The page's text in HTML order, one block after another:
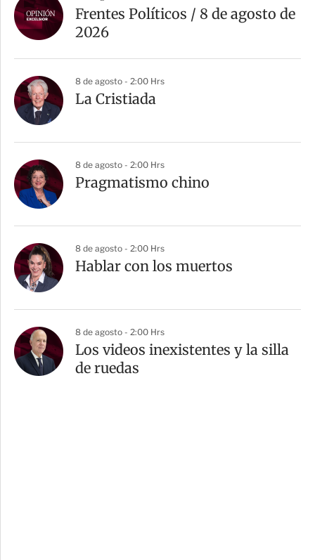
Frentes Políticos / 8 de agosto de
2026
8 de agosto - 2:00 Hrs
La Cristiada
8 de agosto - 2:00 Hrs
Pragmatismo chino
8 de agosto - 2:00 Hrs
Hablar con los muertos
8 de agosto - 2:00 Hrs
Los videos inexistentes y la silla
de ruedas